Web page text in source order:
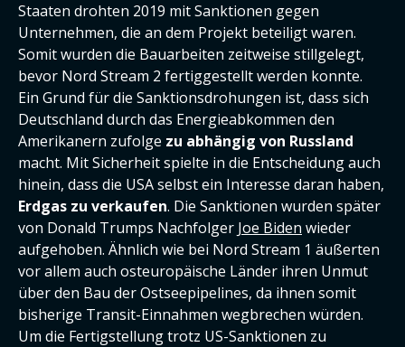
Staaten drohten 2019 mit Sanktionen gegen
Unternehmen, die an dem Projekt beteiligt waren.
Somit wurden die Bauarbeiten zeitweise stillgelegt,
bevor Nord Stream 2 fertiggestellt werden konnte.
Ein Grund für die Sanktionsdrohungen ist, dass sich
Deutschland durch das Energieabkommen den
Amerikanern zufolge zu abhängig von Russland
macht. Mit Sicherheit spielte in die Entscheidung auch
hinein, dass die USA selbst ein Interesse daran haben,
Erdgas zu verkaufen. Die Sanktionen wurden später
von Donald Trumps Nachfolger Joe Biden wieder
aufgehoben. Ähnlich wie bei Nord Stream 1 äußerten
vor allem auch osteuropäische Länder ihren Unmut
über den Bau der Ostseepipelines, da ihnen somit
bisherige Transit-Einnahmen wegbrechen würden.
Um die Fertigstellung trotz US-Sanktionen zu